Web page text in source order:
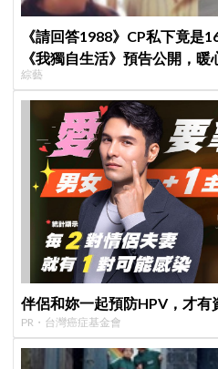
《請回答1988》CP私下竟是
《我獨自生活》預告公開，
綜藝
伴侶和妳一起預防HPV，才有
PR・台灣癌症基金會